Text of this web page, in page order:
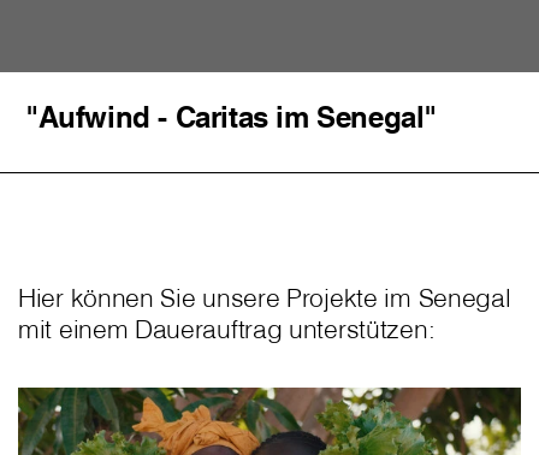
"Aufwind - Caritas im Senegal"
Hier können Sie unsere Projekte im Senegal
mit einem Dauerauftrag unterstützen: